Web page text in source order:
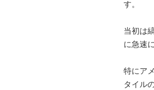
す。
当初は
に急速
特にア
タイル